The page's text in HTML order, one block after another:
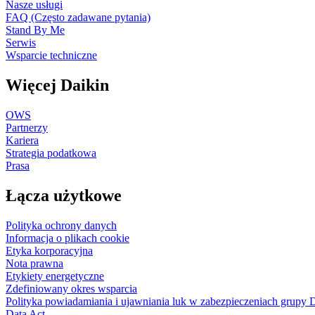
Nasze usługi
FAQ (Często zadawane pytania)
Stand By Me
Serwis
Wsparcie techniczne
Więcej Daikin
OWS
Partnerzy
Kariera
Strategia podatkowa
Prasa
Łącza użytkowe
Polityka ochrony danych
Informacja o plikach cookie
Etyka korporacyjna
Nota prawna
Etykiety energetyczne
Zdefiniowany okres wsparcia
Polityka powiadamiania i ujawniania luk w zabezpieczeniach grupy